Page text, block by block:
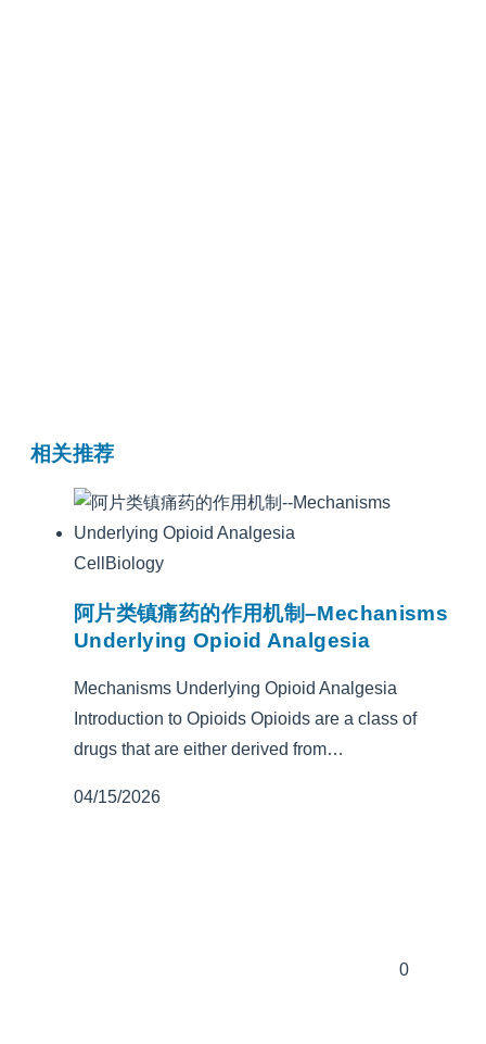
相关推荐
CellBiology
阿片类镇痛药的作用机制–Mechanisms
Underlying Opioid Analgesia
Mechanisms Underlying Opioid Analgesia
Introduction to Opioids Opioids are a class of
drugs that are either derived from…
04/15/2026
0